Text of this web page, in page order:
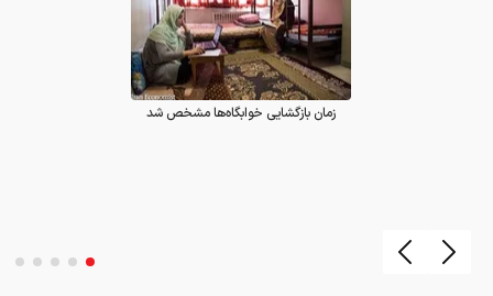
زمان بازگشایی خوابگاه‌ها مشخص شد